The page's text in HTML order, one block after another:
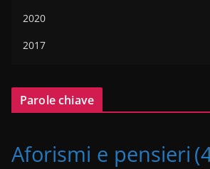
2020
2017
Parole chiave
Aforismi e pensieri